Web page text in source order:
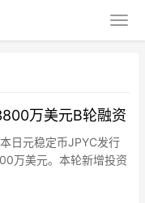
万美元B轮融资
日元稳定币JPYC发行
万美元。本轮新增投资
约630万美元。融资将
币JPYC的实际应用。